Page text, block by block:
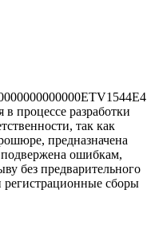
процессе разработки
так как
предназначена
ошибкам,
без предварительного
сборы